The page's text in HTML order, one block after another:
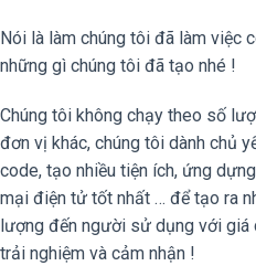
Nói là làm chúng tôi đã làm việc
những gì chúng tôi đã tạo nhé !
Chúng tôi không chạy theo số
đơn vị khác, chúng tôi dành chủ
code, tạo nhiều tiện ích, ứng
mại điện tử tốt nhất … để tạo ra
lượng đến người sử dụng với
trải nghiệm và cảm nhận !